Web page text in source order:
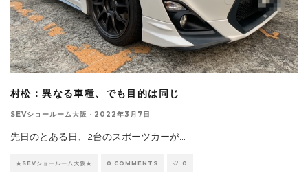
村松：異なる車種、でも目的は同じ
SEVショールーム大阪 · 2022年3月7日
先日のとある日、2台のスポーツカーが
★SEVショールーム大阪★ 0 COMMENTS 0